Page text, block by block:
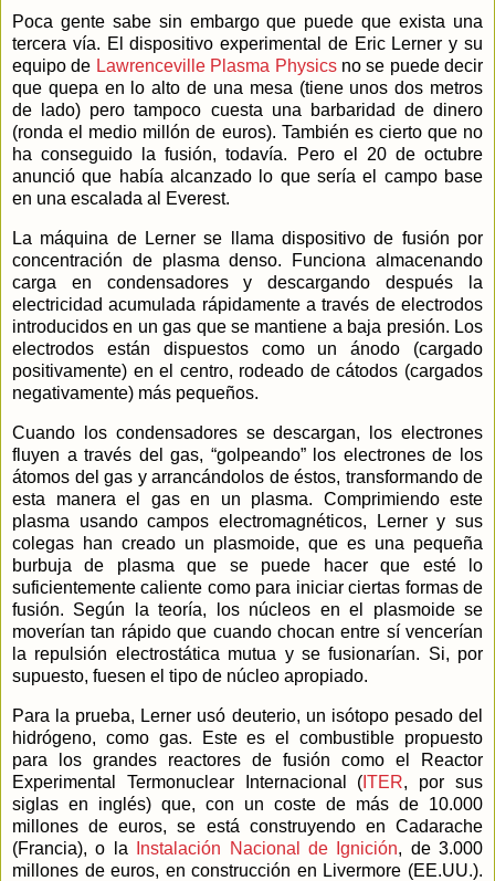
Poca gente sabe sin embargo que puede que exista una
tercera vía. El dispositivo experimental de Eric Lerner y su
equipo de Lawrenceville Plasma Physicsno se puede decir
que quepa en lo alto de una mesa (tiene unos dos metros
de lado) pero tampoco cuesta una barbaridad de dinero
(ronda el medio millón de euros). También es cierto que no
ha conseguido la fusión, todavía. Pero el 20 de octubre
anunció que había alcanzado lo que sería el campo base
en una escalada al Everest.
La máquina de Lerner se llama dispositivo de fusión por
concentración de plasma denso. Funciona almacenando
carga en condensadores y descargando después la
electricidad acumulada rápidamente a través de electrodos
introducidos en un gas que se mantiene a baja presión. Los
electrodos están dispuestos como un ánodo (cargado
positivamente) en el centro, rodeado de cátodos (cargados
negativamente) más pequeños.
Cuando los condensadores se descargan, los electrones
fluyen a través del gas, “golpeando” los electrones de los
átomos del gas y arrancándolos de éstos, transformando de
esta manera el gas en un plasma. Comprimiendo este
plasma usando campos electromagnéticos, Lerner y sus
colegas han creado un plasmoide, que es una pequeña
burbuja de plasma que se puede hacer que esté lo
suficientemente caliente como para iniciar ciertas formas de
fusión. Según
la teoría, los núcleos en el plasmoide se
moverían tan rápido que cuando chocan entre sí vencerían
la repulsión electrostática mutua y se fusionarían. Si, por
supuesto, fuesen el tipo de núcleo apropiado.
Para la prueba, Lerner usó deuterio, un isótopo pesado del
hidrógeno, como gas. Este es el combustible propuesto
para los grandes reactores de fusión como el Reactor
Experimental Termonuclear Internacional ( ITER, por sus
siglas en inglés) que, con un coste de más de 10.000
millones de euros, se está construyendo en Cadarache
(Francia), o
la Instalación Nacional de Ignición, de 3.000
millones de euros, en construcción en Livermore (EE.UU.).